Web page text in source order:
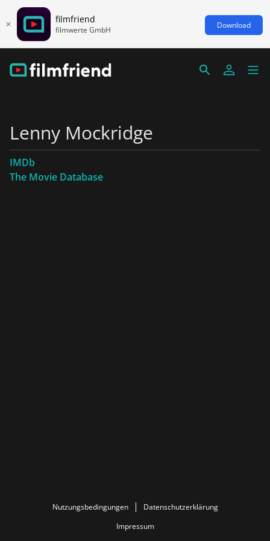
filmfriend
filmwerte GmbH Download
Lenny Mockridge
IMDb
The Movie Database
Nutzungsbedingungen
Datenschutzerklärung
Impressum